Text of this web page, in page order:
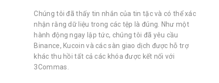
Chúng tôi đã thấy tin nhắn của tin tặc và có thể xác
nhận rằng dữ liệu trong các tệp là đúng. Như một
hành động ngay lập tức, chúng tôi đã yêu cầu
Binance, Kucoin và các sàn giao dịch được hỗ trợ
khác thu hồi tất cả các khóa được kết nối với
3Commas.